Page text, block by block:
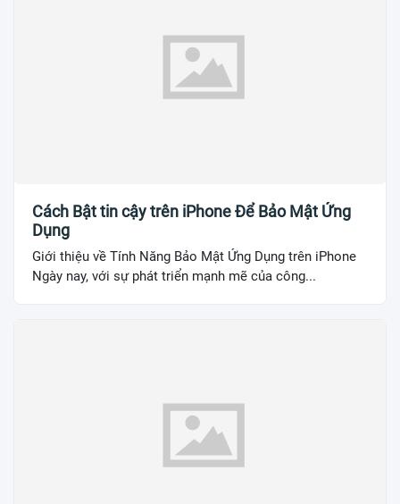
Cách Bật tin cậy trên iPhone Để Bảo Mật Ứng
Dụng
Giới thiệu về Tính Năng Bảo Mật Ứng Dụng trên iPhone
Ngày nay, với sự phát triển mạnh mẽ của công...